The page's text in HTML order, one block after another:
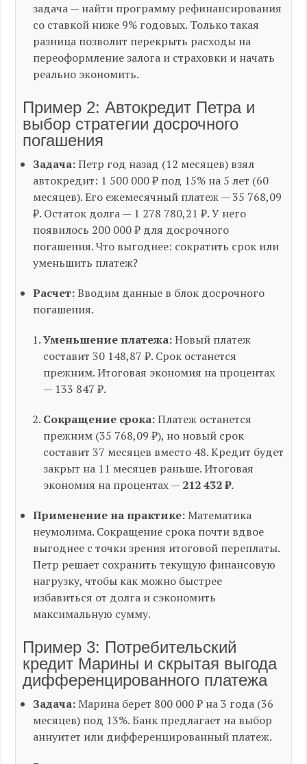
задача — найти программу рефинансирования
со ставкой ниже 9% годовых. Только такая
разница позволит перекрыть расходы на
переоформление залога и страховки и начать
реально экономить.
Пример 2: Автокредит Петра и
выбор стратегии досрочного
погашения
Задача:Петр год назад (12 месяцев) взял
автокредит: 1 500 000 ₽ под 15% на 5 лет (60
месяцев). Его ежемесячный платеж — 35 768,09
₽. Остаток долга — 1 278 780,21 ₽. У него
появилось 200 000 ₽ для досрочного
погашения. Что выгоднее: сократить срок или
уменьшить платеж?
Расчет:Вводим данные в блок досрочного
погашения.
Уменьшение платежа:Новый платеж
составит 30 148,87 ₽. Срок останется
прежним. Итоговая экономия на процентах
— 133 847 ₽.
Сокращение срока:Платеж останется
прежним (35 768,09 ₽), но новый срок
составит 37 месяцев вместо 48. Кредит будет
закрыт на 11 месяцев раньше. Итоговая
экономия на процентах — 212 432 ₽.
Применение на практике: Математика
неумолима. Сокращение срока почти вдвое
выгоднее с точки зрения итоговой переплаты.
Петр решает сохранить текущую финансовую
нагрузку, чтобы как можно быстрее
избавиться от долга и сэкономить
максимальную сумму.
Пример 3: Потребительский
кредит Марины и скрытая выгода
дифференцированного платежа
Задача: Марина берет 800 000 ₽ на 3 года (36
месяцев) под 13%. Банк предлагает на выбор
аннуитет или дифференцированный платеж.